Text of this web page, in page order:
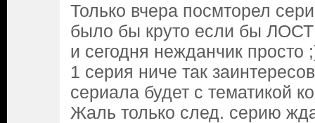
Только вчера посмторел
было бы круто если бы ЛОСТ
и сегодня нежданчик просто
1 серия ниче так
сериала будет с тематикой
Жаль только след. серию